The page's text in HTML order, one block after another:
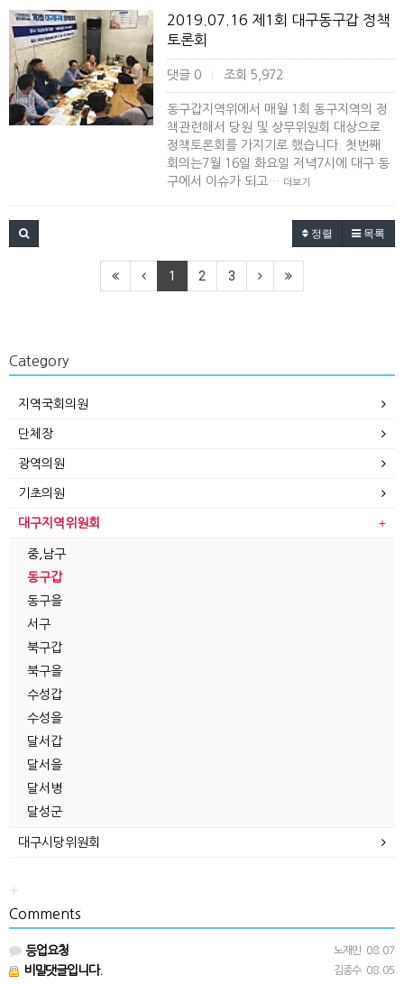
2019.07.16 제1회 대구동구갑 정책
토론회
댓글 0 조회 5,972
동구갑지역위에서 매월 1회 동구지역의 정
책관련해서 당원 및 상무위원회 대상으로
정책토론회를 가지기로 했습니다. 첫번째
회의는7월 16일 화요일 저녁7시에 대구 동
구에서 이슈가 되고…
더보기
정렬 목록
1 2 3
Category
지역국회의원
단체장
광역의원
기초의원
대구지역위원회
중,남구
동구갑
동구을
서구
북구갑
북구을
수성갑
수성을
달서갑
달서을
달서병
달성군
대구시당위원회
+
Comments
노재민 08.07
등업요청
김종수 08.05
비밀댓글입니다.